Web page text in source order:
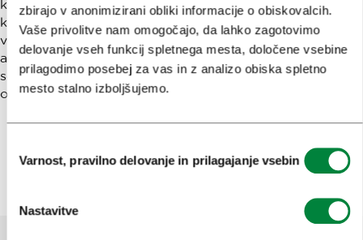
zbirajo v anonimizirani obliki informacije o obiskovalcih.
Vaše privolitve nam omogočajo, da lahko zagotovimo
delovanje vseh funkcij spletnega mesta, določene vsebine
prilagodimo posebej za vas in z analizo obiska spletno
mesto stalno izboljšujemo.
soglasja
Varnost, pravilno delovanje in prilagajanje vsebin
Nastavitve
kulturnega in kreativnega turizma, so milenijci in t. i.
kulturni surferji, ki iščejo destinacije v skladu s svojimi
vrednotami in prostore z bogato dediščino, arhitekturo in
avtentično ponudbo, kjer lahko z nakupom prispevajo k
sodobnim trajnostnim in krožnim praksam ali pomagajo
ohranjati dediščino.
Se vidimo v Centru Rog, kjer bomo skupaj mešali